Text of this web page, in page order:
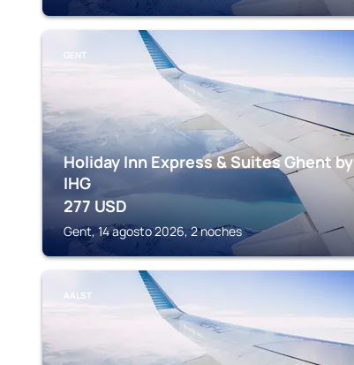
GENT
Holiday Inn Express & Suites Ghent by
IHG
277 USD
Gent, 14 agosto 2026, 2 noches
AALST